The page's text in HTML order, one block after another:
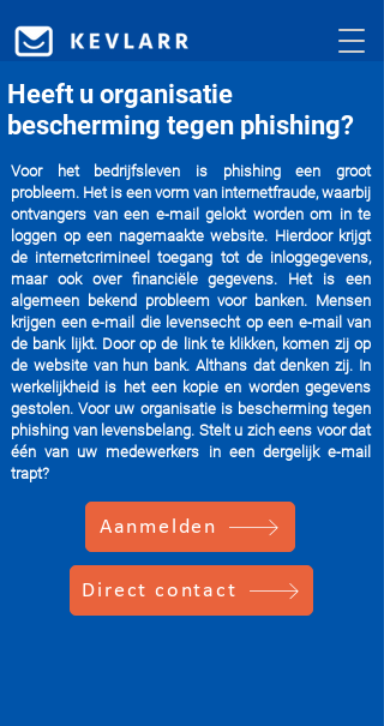
Heeft u organisatie
bescherming tegen phishing?
Voor het bedrijfsleven is phishing een groot
probleem. Het is een vorm van internetfraude, waarbij
ontvangers van een e-mail gelokt worden om in te
loggen op een nagemaakte website. Hierdoor krijgt
de internetcrimineel toegang tot de inloggegevens,
maar ook over financiële gegevens. Het is een
algemeen bekend probleem voor banken. Mensen
krijgen een e-mail die levensecht op een e-mail van
de bank lijkt. Door op de link te klikken, komen zij op
de website van hun bank. Althans dat denken zij. In
werkelijkheid is het een kopie en worden gegevens
gestolen. Voor uw organisatie is bescherming tegen
phishing van levensbelang. Stelt u zich eens voor dat
één van uw medewerkers in een dergelijk e-mail
trapt?
Aanmelden
Direct contact